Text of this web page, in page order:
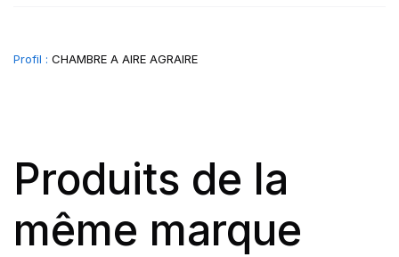
Profil : CHAMBRE A AIRE AGRAIRE
Produits de la
même marque